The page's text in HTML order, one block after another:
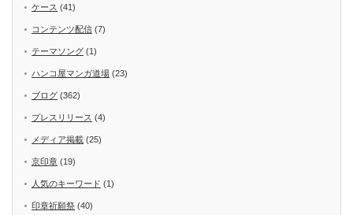
ケース (41)
コンテンツ配信 (7)
テーマソング (1)
ハンコ屋マンガ道場 (23)
ブログ (362)
プレスリリース (4)
メディア掲載 (25)
京印章 (19)
人気のキーワード (1)
印章祈願祭 (40)